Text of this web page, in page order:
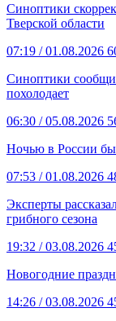
Синоптики
Тверской области
07:19 / 01.08.2026
Синоптики
похолодает
06:30 / 05.08.2026
Ночью в России
07:53 / 01.08.2026
Эксперты
грибного сезона
19:32 / 03.08.2026
Новогодние
14:26 / 03.08.2026